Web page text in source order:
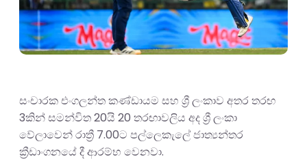
සංචාරක එංගලන්ත කණ්ඩායම සහ ශ්‍රී ලංකාව අතර තරඟ
3කින් සමන්විත 20යි 20 තරඟාවලිය අද ශ්‍රී ලංකා
වේලාවෙන් රාත්‍රී 7.00ට පල්ලෙකැලේ ජාත්‍යන්තර
ක්‍රීඩාංගනයේ දී ආරම්භ වෙනවා.